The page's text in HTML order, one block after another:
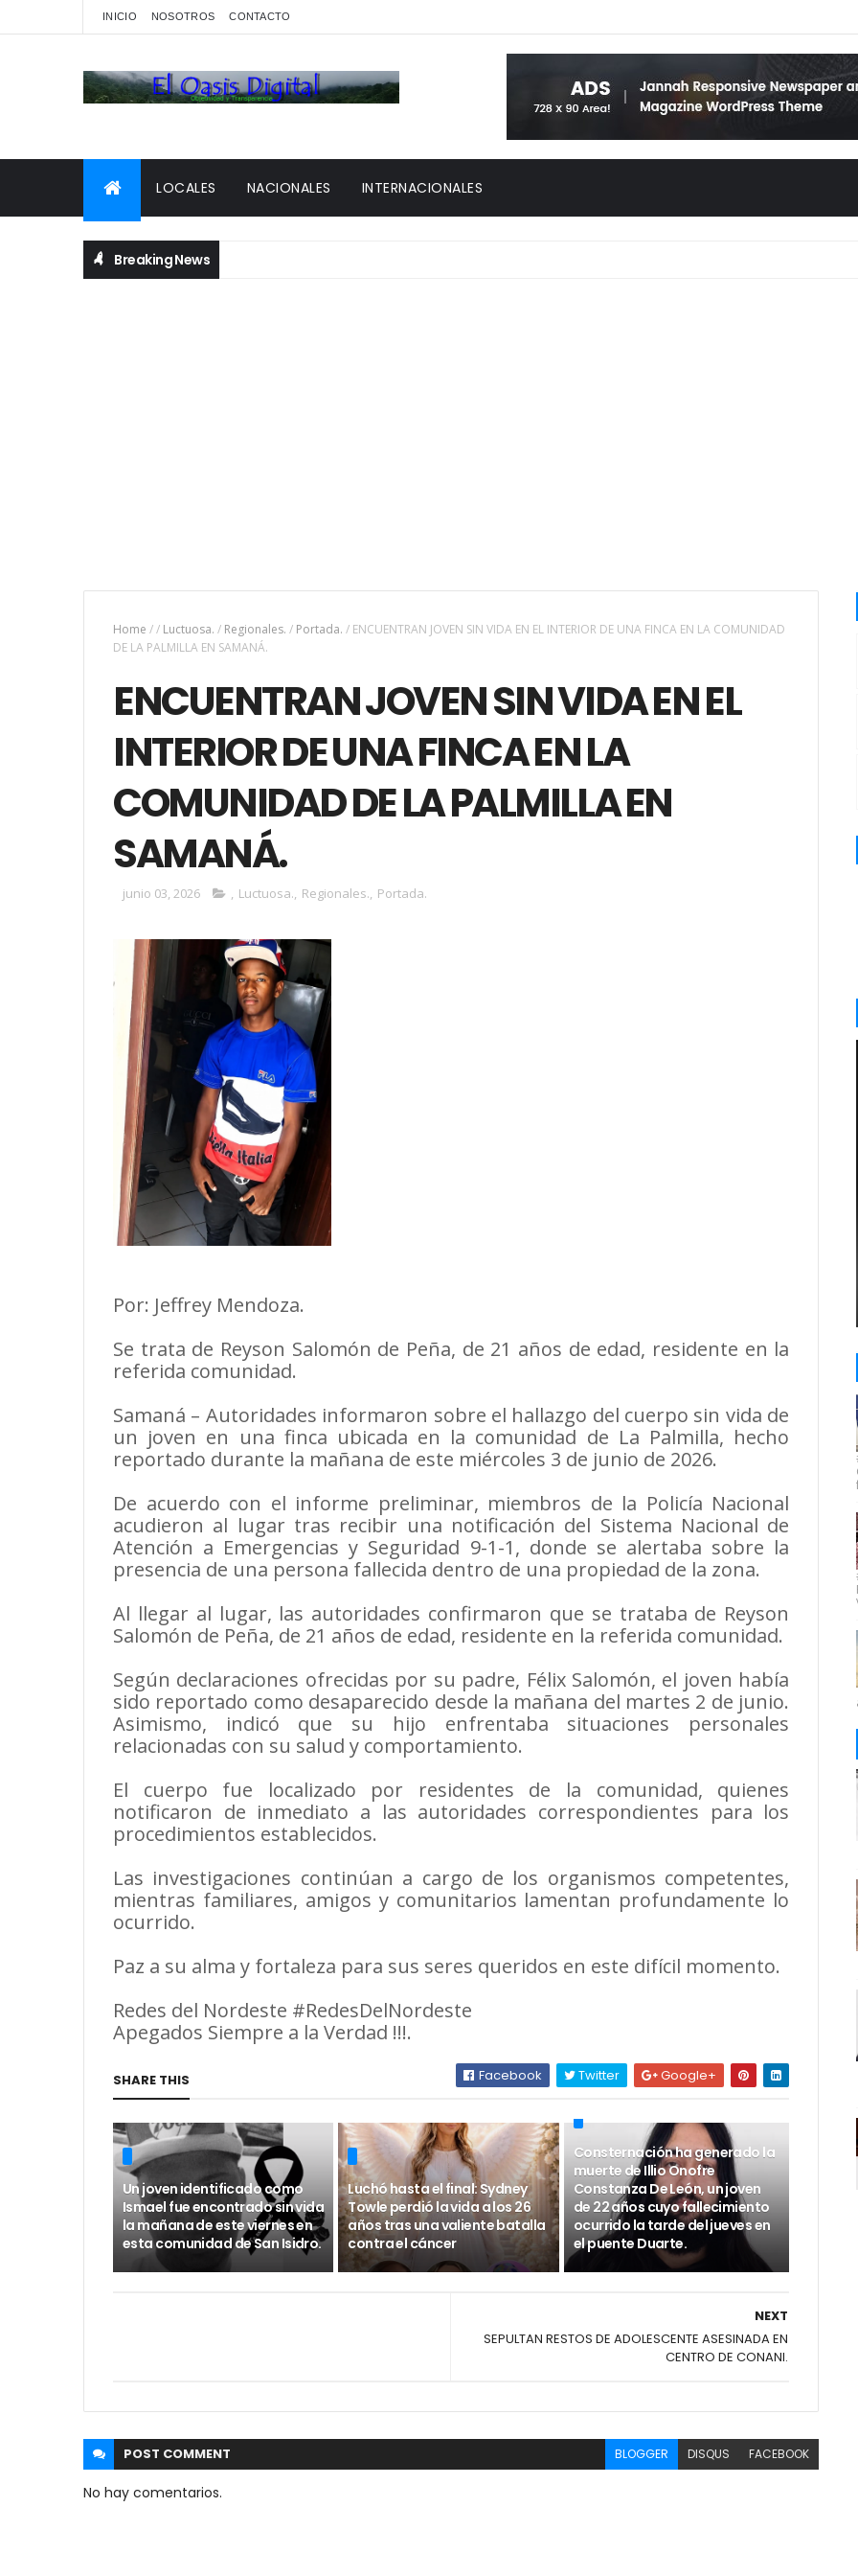
INICIO NOSOTROS CONTACTO
LOCALES NACIONALES INTERNACIONALES
Breaking News
Home // Luctuosa. / Regionales. / Portada. / ENCUENTRAN JOVEN SIN VIDA EN EL INTERIOR DE UNA FINCA EN LA COMUNIDAD
DE LA PALMILLA EN SAMANÁ.
ENCUENTRAN JOVEN SIN VIDA EN EL
INTERIOR DE UNA FINCA EN LA
COMUNIDAD DE LA PALMILLA EN
SAMANÁ.
junio 03, 2026 , Luctuosa., Regionales., Portada.
Por: Jeffrey Mendoza.
Se trata de Reyson Salomón de Peña, de 21 años de edad, residente en la
referida comunidad.
Samaná – Autoridades informaron sobre el hallazgo del cuerpo sin vida de
un joven en una finca ubicada en la comunidad de La Palmilla, hecho
reportado durante la mañana de este miércoles 3 de junio de 2026.
De acuerdo con el informe preliminar, miembros de la Policía Nacional
acudieron al lugar tras recibir una notificación del Sistema Nacional de
Atención a Emergencias y Seguridad 9-1-1, donde se alertaba sobre la
presencia de una persona fallecida dentro de una propiedad de la zona.
Al llegar al lugar, las autoridades confirmaron que se trataba de Reyson
Salomón de Peña, de 21 años de edad, residente en la referida comunidad.
Según declaraciones ofrecidas por su padre, Félix Salomón, el joven había
sido reportado como desaparecido desde la mañana del martes 2 de junio.
Asimismo, indicó que su hijo enfrentaba situaciones personales
relacionadas con su salud y comportamiento.
El cuerpo fue localizado por residentes de la comunidad, quienes
notificaron de inmediato a las autoridades correspondientes para los
procedimientos establecidos.
Las investigaciones continúan a cargo de los organismos competentes,
mientras familiares, amigos y comunitarios lamentan profundamente lo
ocurrido.
Paz a su alma y fortaleza para sus seres queridos en este difícil momento.
Redes del Nordeste #RedesDelNordeste
Apegados Siempre a la Verdad !!!.
SHARE THIS Facebook Twitter Google+
Un joven identificado como
Ismael fue encontrado sin vida
la mañana de este viernes en
esta comunidad de San Isidro.
Luchó hasta el final: Sydney
Towle perdió la vida a los 26
años tras una valiente batalla
contra el cáncer
Consternación ha generado la
muerte de Illio Onofre
Constanza De León, un joven
de 22 años cuyo fallecimiento
ocurrido la tarde del jueves en
el puente Duarte.
NEXT
SEPULTAN RESTOS DE ADOLESCENTE ASESINADA EN
CENTRO DE CONANI.
POST COMMENT BLOGGER DISQUS FACEBOOK
No hay comentarios.